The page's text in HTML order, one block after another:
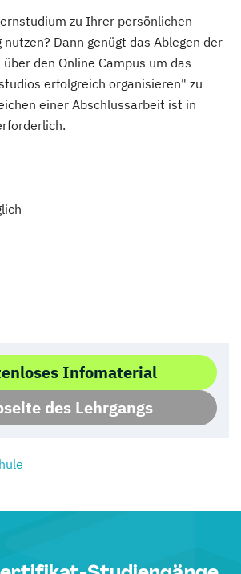
zu Ihrer persönlichen
Dann genügt das Ablegen der
den Online Campus um das
erfolgreich organisieren" zu
einer Abschlussarbeit ist in
Infomaterial
des Lehrgangs